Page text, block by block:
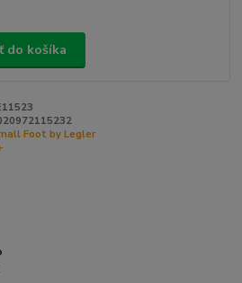
do košíka
Foot by Legler